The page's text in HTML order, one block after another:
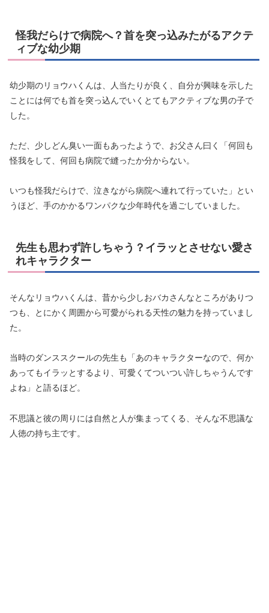
怪我だらけで病院へ？首を突っ込みたがるアクテ
ィブな幼少期
幼少期のリョウハくんは、人当たりが良く、自分が興味を示した
ことには何でも首を突っ込んでいくとてもアクティブな男の子で
した。
ただ、少しどん臭い一面もあったようで、お父さん曰く「何回も
怪我をして、何回も病院で縫ったか分からない。
いつも怪我だらけで、泣きながら病院へ連れて行っていた」とい
うほど、手のかかるワンパクな少年時代を過ごしていました。
先生も思わず許しちゃう？イラッとさせない愛さ
れキャラクター
そんなリョウハくんは、昔から少しおバカさんなところがありつ
つも、とにかく周囲から可愛がられる天性の魅力を持っていまし
た。
当時のダンススクールの先生も「あのキャラクターなので、何か
あってもイラッとするより、可愛くてついつい許しちゃうんです
よね」と語るほど。
不思議と彼の周りには自然と人が集まってくる、そんな不思議な
人徳の持ち主です。